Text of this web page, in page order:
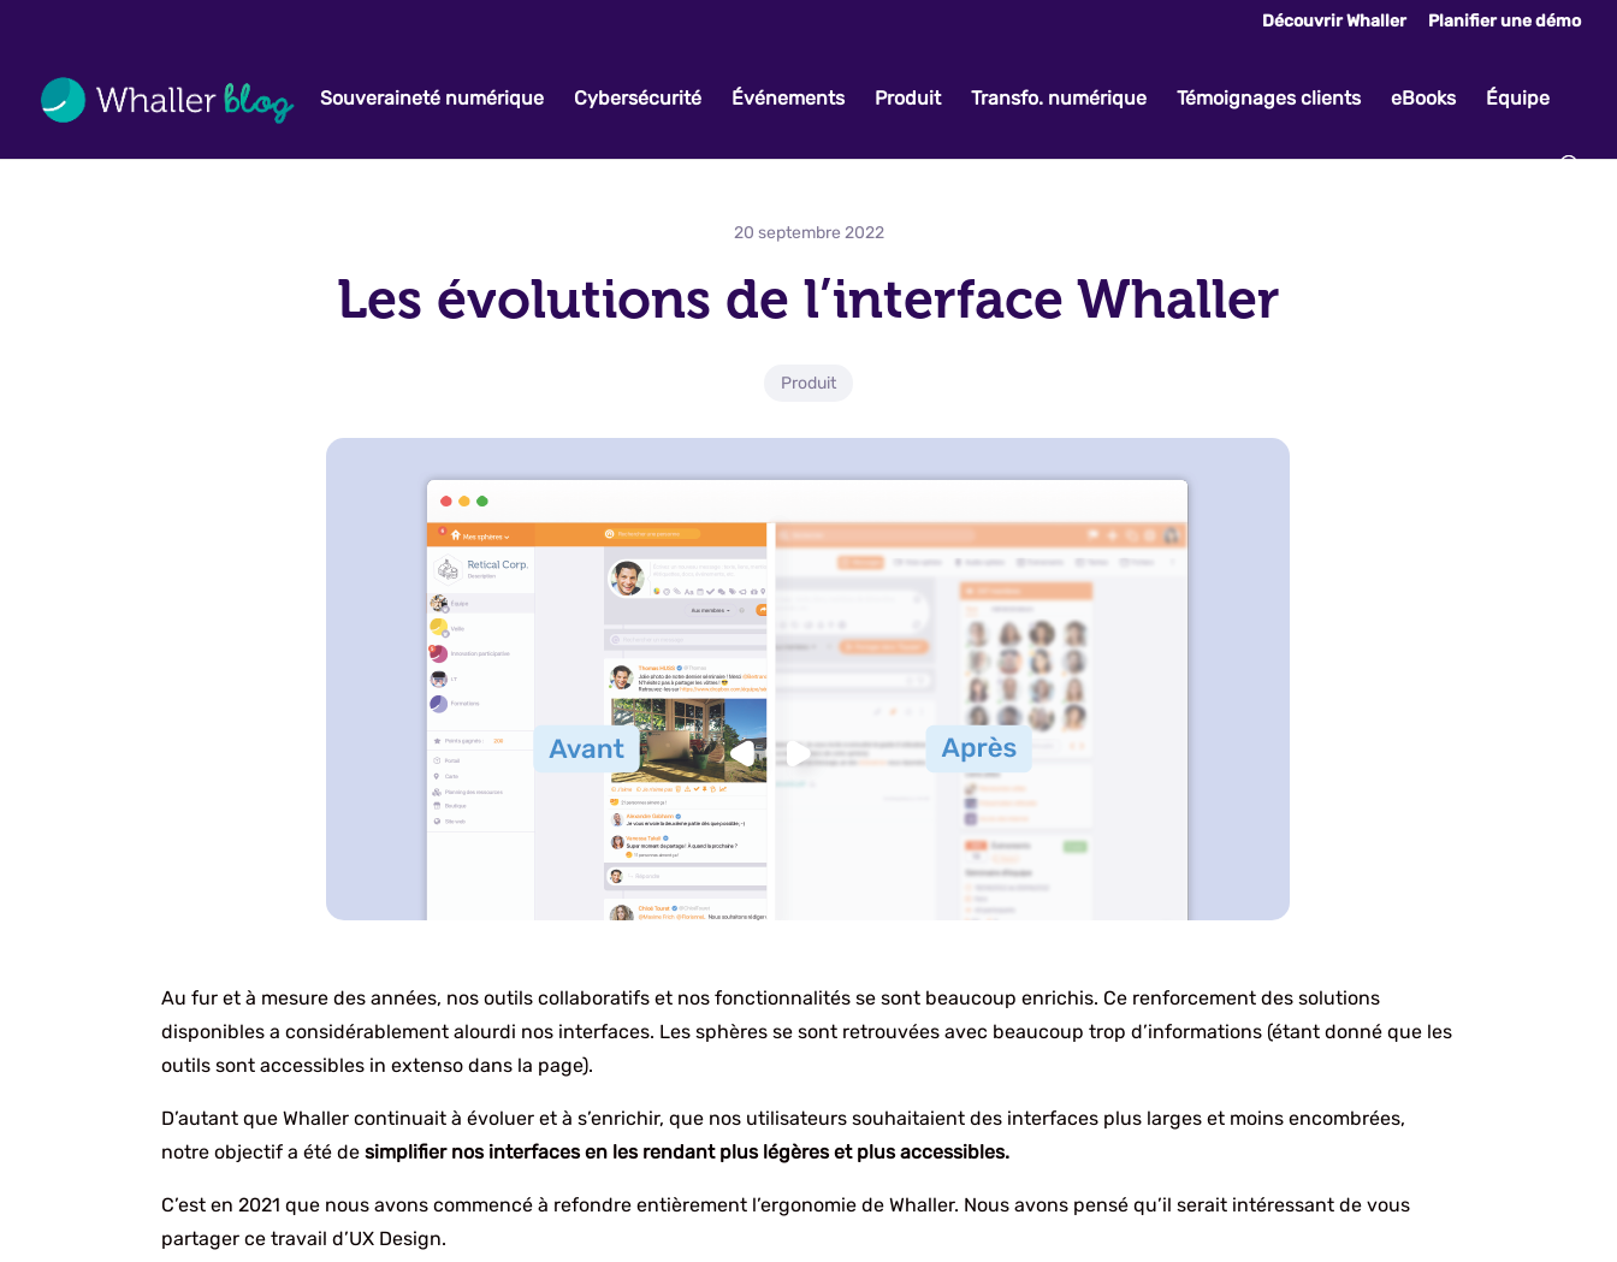
Découvrir Whaller Planifier une démo
Souveraineté numérique Cybersécurité Événements Produit Transfo. numérique Témoignages clients eBooks Équipe
20 septembre 2022
Les évolutions de l’interface Whaller
Produit
Au fur et à mesure des années, nos outils collaboratifs et nos fonctionnalités se sont beaucoup enrichis. Ce renforcement des solutions
disponibles a considérablement alourdi nos interfaces. Les sphères se sont retrouvées avec beaucoup trop d’informations (étant donné que les
outils sont accessibles in extenso dans la page).
D’autant que Whaller continuait à évoluer et à s’enrichir, que nos utilisateurs souhaitaient des interfaces plus larges et moins encombrées,
notre objectif a été desimplifier nos interfaces en les rendant plus légères et plus accessibles.
C’est en 2021 que nous avons commencé à refondre entièrement l’ergonomie de Whaller. Nous avons pensé qu’il serait intéressant de vous
partager ce travail d’UX Design.